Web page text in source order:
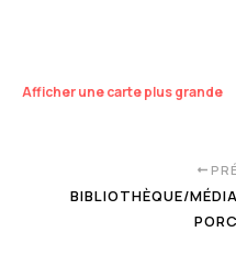
Afficher une carte plus grande
BIBLIOTHÈQUE/